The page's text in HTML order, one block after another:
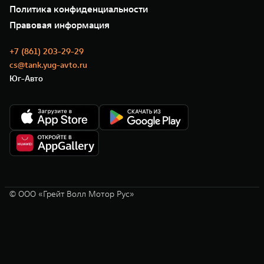
Сервис
Нулевое ТО
Моторные масла
35 лет GWM
GWM ТЕХ ДЕНЬ
Новости
Политика конфиденциальности
Правовая информация
+7 (861) 203-29-29
cs@tank.yug-avto.ru
Юг-Авто
© ООО «Грейт Волл Мотор Рус»